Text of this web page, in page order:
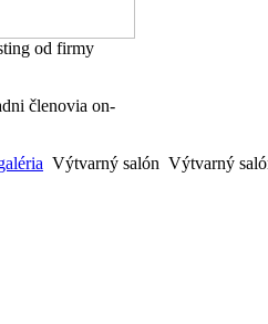
od firmy
členovia on-
Výtvarný salón Výtvarný